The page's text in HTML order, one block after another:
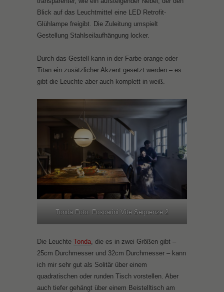
Blick auf das Leuchtmittel eine LED Retrofit-
Glühlampe freigibt. Die Zuleitung umspielt
Gestellung Stahlseilaufhängung locker.
Durch das Gestell kann in der Farbe orange oder
Titan ein zusätzlicher Akzent gesetzt werden – es
gibt die Leuchte aber auch komplett in weiß.
Tonda Foto: Foscarini Vite Sequenze 2
Die Leuchte Tonda , die es in zwei Größen gibt –
25cm Durchmesser und 32cm Durchmesser – kann
ich mir sehr gut als Solitär über einem
quadratischen oder runden Tisch vorstellen. Aber
auch tiefer gehängt über einem Beistelltisch am